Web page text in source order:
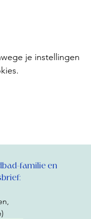
je instellingen
familie en